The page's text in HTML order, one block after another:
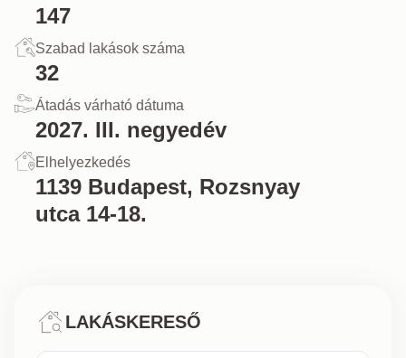
Átadás várható dátuma
2027. III. negyedév
147
Elhelyezkedés
1139 Budapest, Rozsnyay
utca 14-18.
Szabad lakások száma
32
LAKÁSKERESŐ